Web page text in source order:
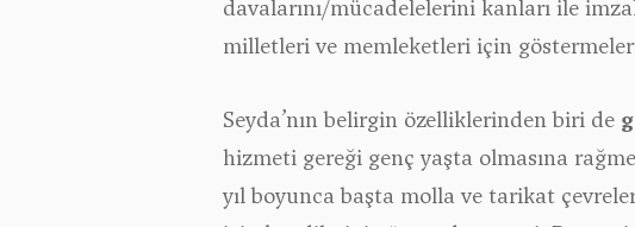
davalarını/mücadelelerini kanları ile
milletleri ve memleketleri için
Seyda’nın belirgin özelliklerinden biri de
hizmeti gereği genç yaşta olmasına
yıl boyunca başta molla ve tarikat